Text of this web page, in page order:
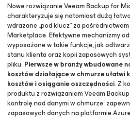
Nowe rozwiązanie Veeam Backup for
charakteryzuje się natomiast dużą
wdrażane „pod klucz” za
Marketplace. Efektywne mechanizmy
wyposażone w takie funkcje, jak
stanu klienta oraz kopii zapasowych
pliku. Pierwsze w branży wbudowane
kosztów działające w chmurze
kosztów i osiąganie oszczędności. Z
produktu z rozwiązaniemVeeam
kontrolę nad danymi w chmurze:
zapasowych danych na platformie